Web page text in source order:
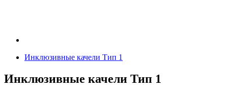
Инклюзивные качели Тип 1
Инклюзивные качели Тип 1